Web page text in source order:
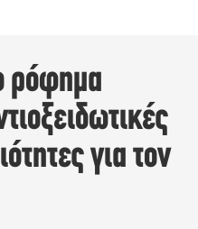
ρόφημα
για τον